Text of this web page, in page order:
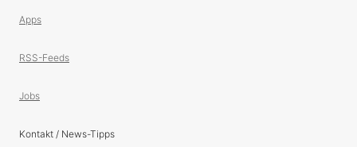
Apps
RSS-Feeds
Jobs
Kontakt / News-Tipps